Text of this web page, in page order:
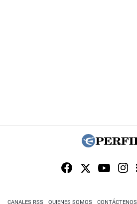
CANALES RSS QUIENES SOMOS CONTÁCTENOS